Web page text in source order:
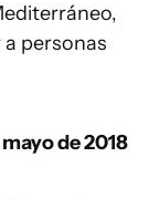
personas
de 2018